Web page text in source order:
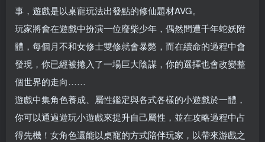
事，遊戲是以桌寵玩法出發點的修仙題材AVG。
玩家將會在遊戲中扮演一位廢柴少年，偶然間遭千年蛇妖附
體，每個月不和女修士雙修就會暴斃，而在續命的過程中會
發現，你已經被捲入了一場巨大陰謀，你的選擇也會改變整
個世界的走向……
遊戲中集角色養成、屬性鑑定與各式各樣的小遊戲於一體，
你可以通過遊玩小遊戲來提升自己屬性，並在攻略過程中占
得先機！女角色還能以桌寵的方式陪伴玩家，以帶來游戲之